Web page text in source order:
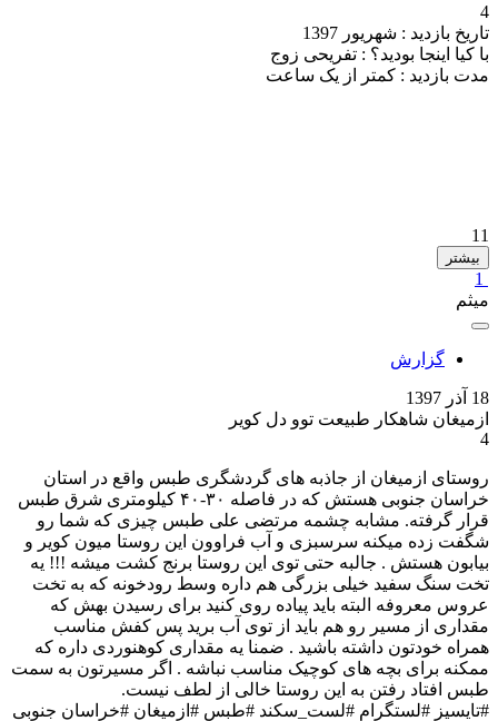
4
تاریخ بازدید : شهریور 1397
با کیا اینجا بودید؟ : تفریحی زوج
مدت بازدید : کمتر از یک ساعت
11
بیشتر
1
میثم
گزارش
18 آذر 1397
ازمیغان شاهکار طبیعت توو دل کویر
4
روستای ازمیغان از جاذبه های گردشگری طبس واقع در استان
خراسان جنوبی هستش که در فاصله ۳۰-۴۰ کیلومتری شرق طبس
قرار گرفته. مشابه چشمه مرتضی علی طبس چیزی که شما رو
شگفت زده میکنه سرسبزی و آب فراوون این روستا میون کویر و
بیابون هستش . جالبه حتی توی این روستا برنج کشت میشه !!! یه
تخت سنگ سفید خیلی بزرگی هم داره وسط رودخونه که به تخت
عروس معروفه البته باید پیاده روی کنید برای رسیدن بهش که
مقداری از مسیر رو هم باید از توی آب برید پس کفش مناسب
همراه خودتون داشته باشید . ضمنا یه مقداری کوهنوردی داره که
ممکنه برای بچه های کوچیک مناسب نباشه . اگر مسیرتون به سمت
طبس افتاد رفتن به این روستا خالی از لطف نیست.
#تایسیز #لستگرام #لست_سکند #طبس #ازمیغان #خراسان جنوبی